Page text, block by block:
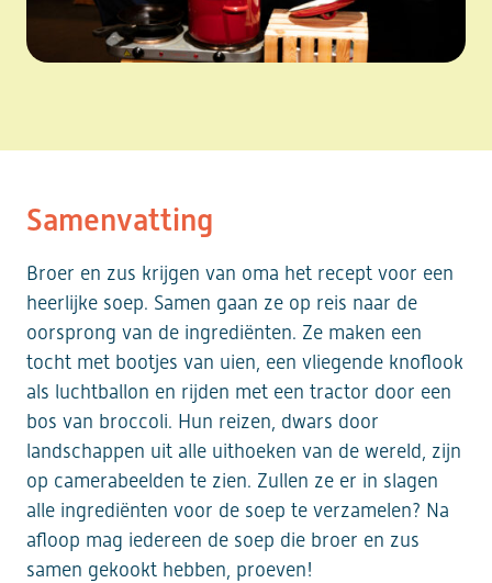
Samenvatting
Broer en zus krijgen van oma het recept voor een
heerlijke soep. Samen gaan ze op reis naar de
oorsprong van de ingrediënten. Ze maken een
tocht met bootjes van uien, een vliegende knoflook
als luchtballon en rijden met een tractor door een
bos van broccoli. Hun reizen, dwars door
landschappen uit alle uithoeken van de wereld, zijn
op camerabeelden te zien. Zullen ze er in slagen
alle ingrediënten voor de soep te verzamelen? Na
afloop mag iedereen de soep die broer en zus
samen gekookt hebben, proeven!